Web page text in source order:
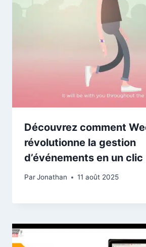
Découvrez comment
révolutionne la gestion
d’événements en un clic
ParJonathan 11 août 2025